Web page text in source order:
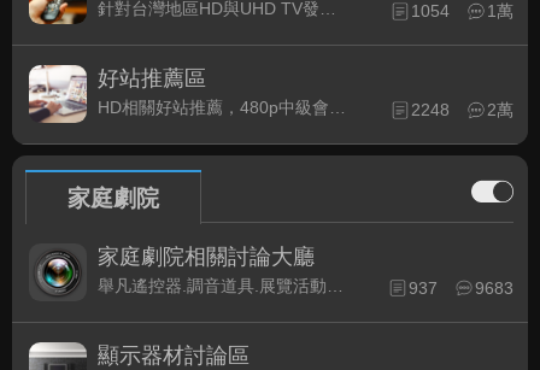
1054 1萬
好站推薦區
HD相關好站推薦，480p中級會員以上限定 2248 2萬
家庭劇院
家庭劇院相關討論大廳
937 9683
顯示器材討論區